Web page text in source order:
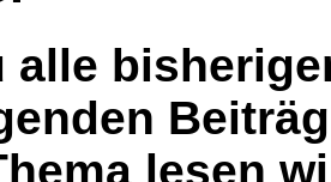
alle
lesen